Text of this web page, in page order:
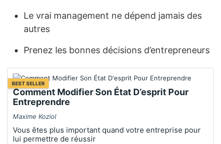
Le vrai management ne dépend jamais des
autres
Prenez les bonnes décisions d’entrepreneurs
BEST SELLER
Comment Modifier Son État D’esprit Pour
Entreprendre
Maxime Koziol
Vous êtes plus important quand votre entreprise pour
lui permettre de réussir